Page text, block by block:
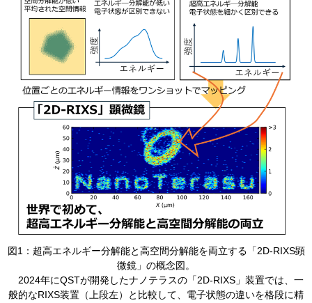
​図1：超高エネルギー分解能と高空間分解能を両立する「2D-RIXS顕
微鏡」の概念図。
​ 2024年にQSTが開発したナノテラスの「2D-RIXS」装置では、一
般的なRIXS装置（上段左）と比較して、電子状態の違いを格段に精